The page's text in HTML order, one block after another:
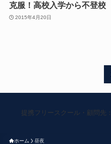
克服！高校入学から不登校
2015年4月20日
提携フリースクール・顧問先：
ホーム 昼夜